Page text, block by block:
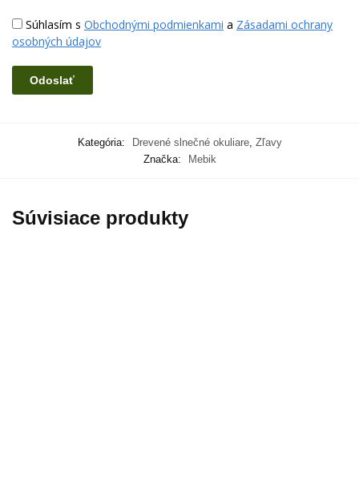
Súhlasím s Obchodnými podmienkami a Zásadami ochrany
osobných údajov
Kategória: Drevené slnečné okuliare, Zľavy
Značka:
Mebik
Súvisiace produkty